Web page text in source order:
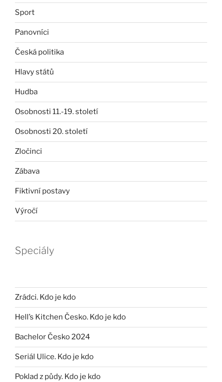
Sport
Panovníci
Česká politika
Hlavy států
Hudba
Osobnosti 11.-19. století
Osobnosti 20. století
Zločinci
Zábava
Fiktivní postavy
Výročí
Speciály
Zrádci. Kdo je kdo
Hell’s Kitchen Česko. Kdo je kdo
Bachelor Česko 2024
Seriál Ulice. Kdo je kdo
Poklad z půdy. Kdo je kdo